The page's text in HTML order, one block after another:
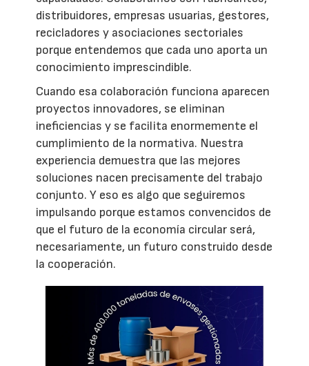
distribuidores, empresas usuarias, gestores,
recicladores y asociaciones sectoriales
porque entendemos que cada uno aporta un
conocimiento imprescindible.
Cuando esa colaboración funciona aparecen
proyectos innovadores, se eliminan
ineficiencias y se facilita enormemente el
cumplimiento de la normativa. Nuestra
experiencia demuestra que las mejores
soluciones nacen precisamente del trabajo
conjunto. Y eso es algo que seguiremos
impulsando porque estamos convencidos de
que el futuro de la economía circular será,
necesariamente, un futuro construido desde
la cooperación.